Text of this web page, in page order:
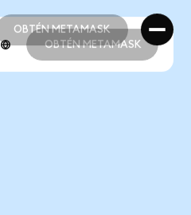
OBTÉN METAMASK
OBTÉN METAMASK
OBTÉN METAMASK